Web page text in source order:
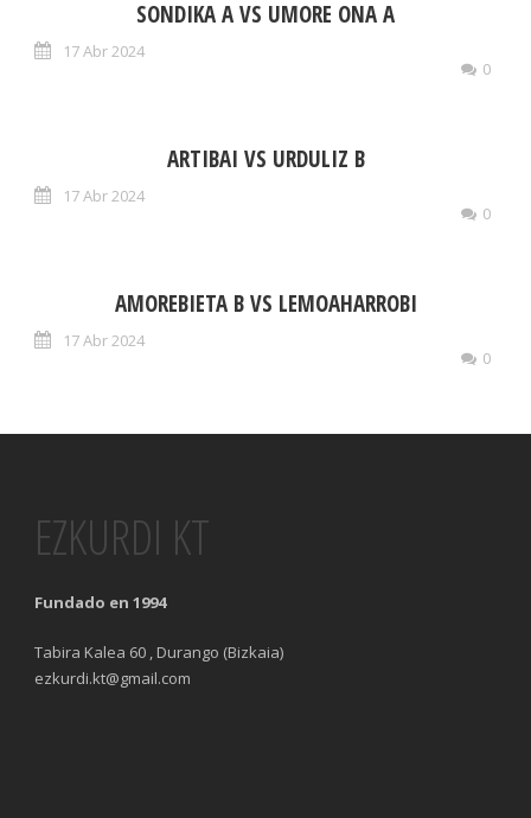
SONDIKA A VS UMORE ONA A
17 Abr 2024
0
ARTIBAI VS URDULIZ B
17 Abr 2024
0
AMOREBIETA B VS LEMOAHARROBI
17 Abr 2024
0
EZKURDI KT
Fundado en 1994
Tabira Kalea 60 , Durango (Bizkaia)
ezkurdi.kt@gmail.com